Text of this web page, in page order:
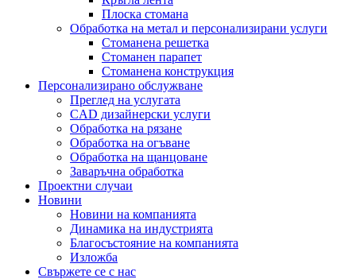
Плоска стомана
Обработка на метал и персонализирани услуги
Стоманена решетка
Стоманен парапет
Стоманена конструкция
Персонализирано обслужване
Преглед на услугата
CAD дизайнерски услуги
Обработка на рязане
Обработка на огъване
Обработка на щанцоване
Заваръчна обработка
Проектни случаи
Новини
Новини на компанията
Динамика на индустрията
Благосъстояние на компанията
Изложба
Свържете се с нас